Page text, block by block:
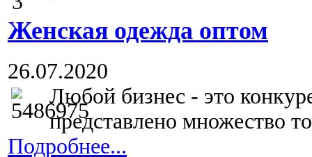
Женская одежда оптом
26.07.2020
Любой бизнес - это
представлено множество
Подробнее...